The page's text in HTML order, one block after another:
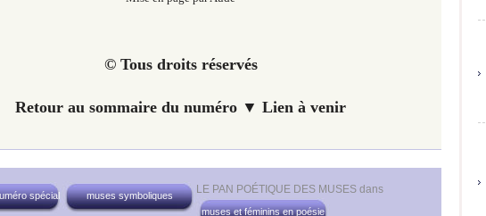
© Tous droits réservés
Retour au sommaire du numéro ▼ Lien à venir
LE PAN POÉTIQUE DES MUSES dans
spécial
muses symboliques
muses et féminins en poésie